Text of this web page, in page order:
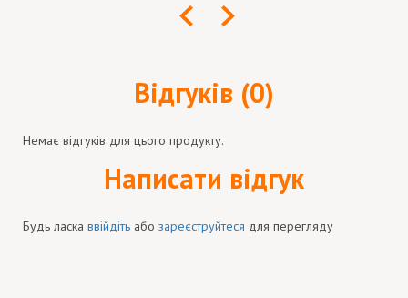
Відгуків (0)
Немає відгуків для цього продукту.
Написати відгук
Будь ласка ввійдіть або зареєструйтеся для перегляду